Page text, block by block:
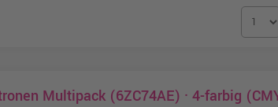
Multipack (6ZC74AE) · 4-farbig